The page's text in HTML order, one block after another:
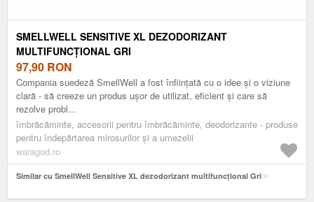
SMELLWELL SENSITIVE XL DEZODORIZANT
MULTIFUNCȚIONAL GRI
97,90 RON
Compania suedeză SmellWell a fost înființată cu o idee și o viziune
clară - să creeze un produs ușor de utilizat, eficient și care să
rezolve probl...
îmbrăcăminte, accesorii pentru îmbrăcăminte, deodorizante - produse
pentru îndepărtarea mirosurilor și a umezelii
waragod.ro
Similar cu SmellWell Sensitive XL dezodorizant multifuncțional Gri